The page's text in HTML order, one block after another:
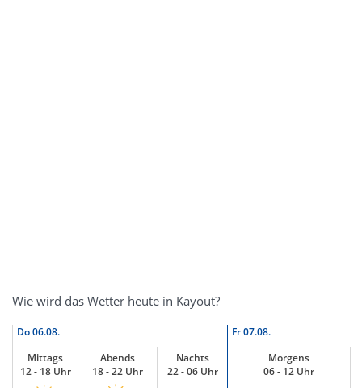
Wie wird das Wetter heute in Kayout?
Do06.08. Fr07.08.
Mittags
12 - 18 Uhr
Abends
18 - 22 Uhr
Nachts
22 - 06 Uhr
Morgens
06 - 12 Uhr